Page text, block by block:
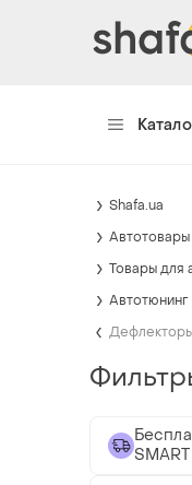
Shafa.ua
Автотовары
Товары для
Автотюнинг
SMART